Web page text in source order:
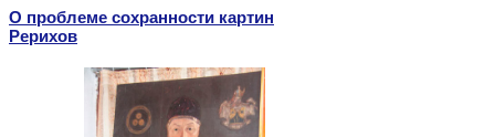
О проблеме сохранности картин
Рерихов